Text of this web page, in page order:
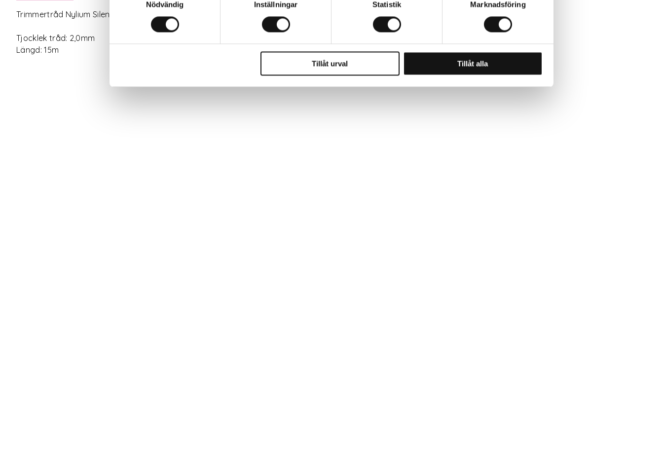
Nödvändig
Inställningar Statistik Marknadsföring
Tillåt urval Tillåt alla
Trimmertråd Nylium Silencio
Tjocklek tråd: 2,0mm
Längd: 15m